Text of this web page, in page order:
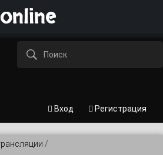
Вход Регистрация
/